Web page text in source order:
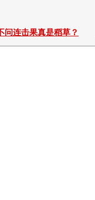
问连击果真是稻草？